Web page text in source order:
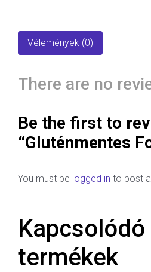
Vélemények (0)
There are no
Be the first to
“Gluténmentes
You must be logged in to post
Kapcsolódó
termékek